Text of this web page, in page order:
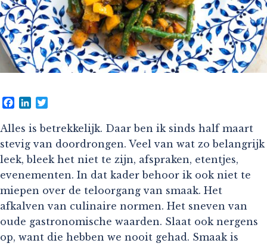
Facebook
LinkedIn
Alles is betrekkelijk. Daar ben ik sinds half maart
stevig van doordrongen. Veel van wat zo belangrijk
leek, bleek het niet te zijn, afspraken, etentjes,
evenementen. In dat kader behoor ik ook niet te
miepen over de teloorgang van smaak. Het
afkalven van culinaire normen. Het sneven van
oude gastronomische waarden. Slaat ook nergens
op, want die hebben we nooit gehad. Smaak is